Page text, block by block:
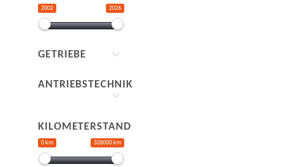
2002 2026
GETRIEBE
ANTRIEBSTECHNIK
KILOMETERSTAND
0 km 328000 km